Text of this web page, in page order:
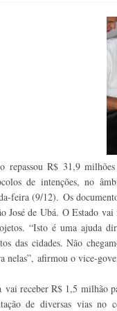
repassou R$ 31,9
de intenções, no
feira (9/12). Os
José de Ubá. O Estado vai
“Isto é uma ajuda
das cidades. Não
nelas”, afirmou o vice-
receber R$ 1,5 milhão
de diversas vias